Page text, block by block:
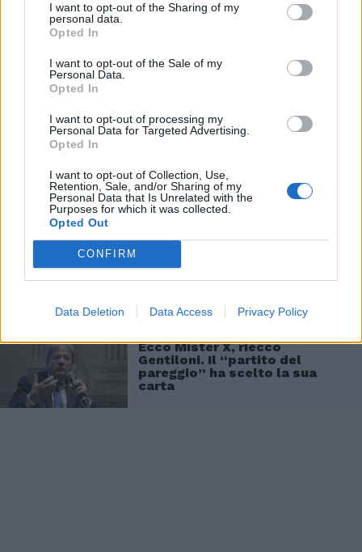
I want to opt-out of the Sharing of my
personal data.
Opted In
I want to opt-out of the Sale of my
Personal Data.
Opted In
I want to opt-out of processing my
Personal Data for Targeted Advertising.
Opted In
I want to opt-out of Collection, Use,
Retention, Sale, and/or Sharing of my
Personal Data that Is Unrelated with the
Purposes for which it was collected.
Opted Out
CONFIRM
Data Deletion Data Access Privacy Policy
nonostante i venti di guerra nel Golfo. Peggio:
che alcuni cervelloni della Commissione
avessero a lungo escluso un intervento a
meno di una crisi economica conclamata.
Come dire: si va dal dottore solo in presenza
di una malattia gravissima. Una follia. L’Italia è
riuscita a strappare margini di flessibilità, ma
ancora una volta ha dovuto fare i conti con
un corpaccione europeo lento, privo di
visione politica, in ultima analisi inadeguato.
Sarà bene che ne tengano conto tutti quelli
che ripetono ossessivamente lo slogan: «Ci
vuole più Europa».
Ecco Mister X, riecco
Gentiloni. Il “partito del
pareggio” ha scelto la sua
carta